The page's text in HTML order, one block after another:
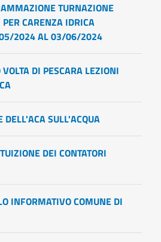
TURNAZIONE
CARENZA IDRICA
2024 AL 03/06/2024
DI PESCARA LEZIONI
DELL'ACA SULL'ACQUA
DEI CONTATORI
INFORMATIVO COMUNE DI